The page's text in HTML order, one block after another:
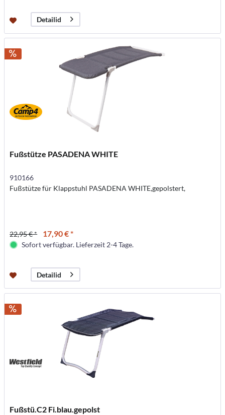
Detailid
Fußstütze PASADENA WHITE
910166
Fußstütze für Klappstuhl PASADENA WHITE,gepolstert,
22,95 € * 17,90 € *
Sofort verfügbar. Lieferzeit 2-4 Tage.
Detailid
Fußstü.C2 Fi.blau.gepolst